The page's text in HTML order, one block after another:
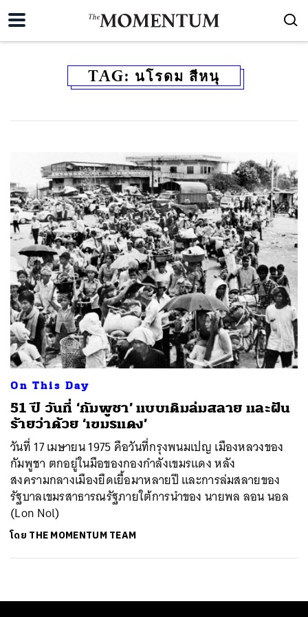
TAG: นโรดม สีหนุ
On This Day
51 ปี วันที่ ‘กัมพูชา’ แบบเดิมล่มสลาย และฝัน
ร้ายว่าด้วย ‘เขมรแดง’
วันที่ 17 เมษายน 1975 คือวันที่กรุงพนมเปญ เมืองหลวงของ
กัมพูชา ตกอยู่ในมือของกองกำลังเขมรแดง หลัง
สงครามกลางเมืองยืดเยื้อมาหลายปี และการล่มสลายของ
รัฐบาลเขมรสาธารณรัฐภายใต้การนำของ นายพล ลอน นอล
(Lon Nol)
โดย THE MOMENTUM TEAM
ค้นหา
SHARE TWEET LINE EMAIL